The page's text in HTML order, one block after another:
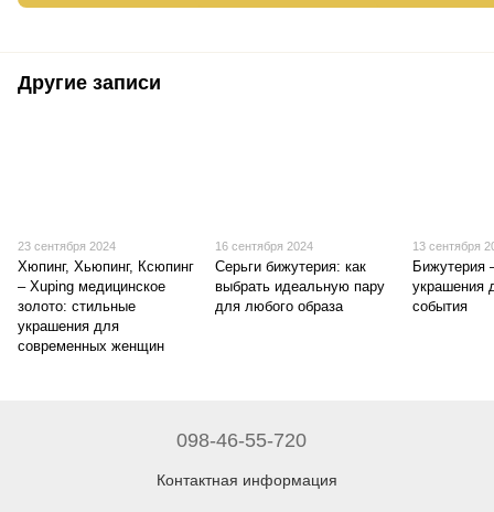
Другие записи
23 сентября 2024
Хюпинг, Хьюпинг, Ксюпинг
– Xuping медицинское
золото: стильные
украшения для
современных женщин
16 сентября 2024
Серьги бижутерия: как
выбрать идеальную пару
для любого образа
13 сентября
Бижутерия
украшения
события
098-46-55-720
Контактная информация